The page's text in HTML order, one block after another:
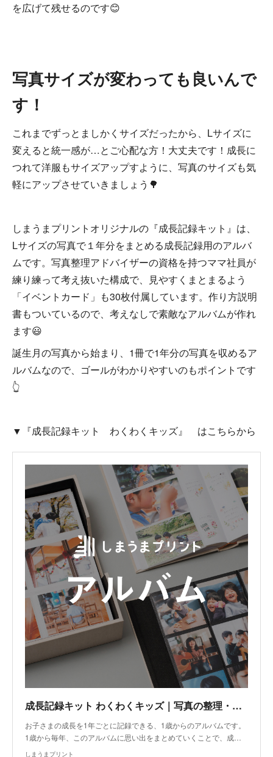
を広げて残せるのです😊
写真サイズが変わっても良いんで
す！
これまでずっとましかくサイズだったから、Lサイズに
変えると統一感が…とご心配な方！大丈夫です！成長に
つれて洋服もサイズアップすように、写真のサイズも気
軽にアップさせていきましょう🌳
しまうまプリントオリジナルの『成長記録キット』は、
Lサイズの写真で１年分をまとめる成長記録用のアルバ
ムです。写真整理アドバイザーの資格を持つママ社員が
練り練って考え抜いた構成で、見やすくまとまるよう
「イベントカード」も30枚付属しています。作り方説明
書もついているので、考えなしで素敵なアルバムが作れ
ます😃
誕生月の写真から始まり、1冊で1年分の写真を収めるア
ルバムなので、ゴールがわかりやすいのもポイントです
👆
▼『成長記録キット わくわくキッズ』 はこちらから
成長記録キット わくわくキッズ｜写真の整理・収納はしまうまプリントで
お子さまの成長を1年ごとに記録できる、1歳からのアルバムです。
1歳から毎年、このアルバムに思い出をまとめていくことで、成…
しまうまプリント